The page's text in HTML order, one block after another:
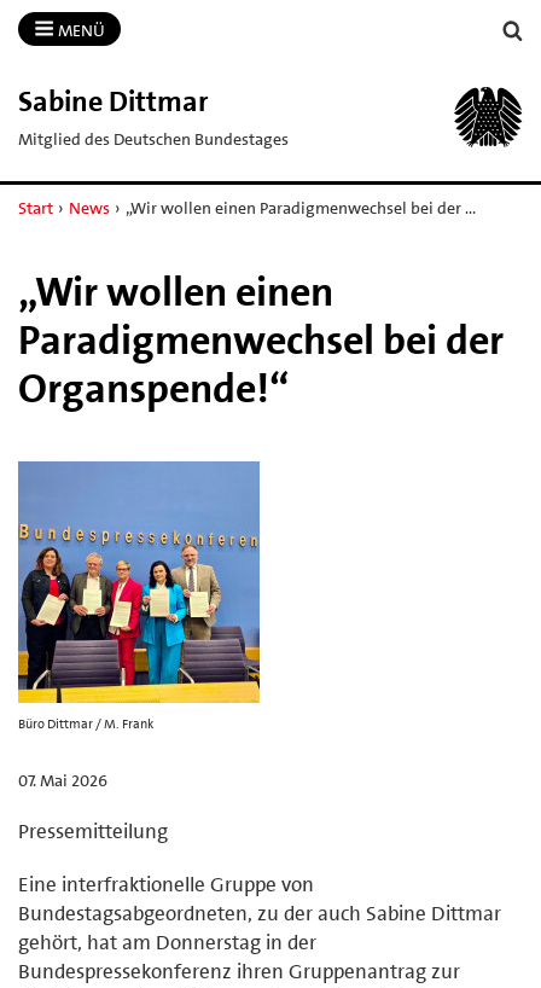
MENÜ
Sabine Dittmar
Mitglied des Deutschen Bundestages
Start › News › „Wir wollen einen Paradigmenwechsel bei der …
„Wir wollen einen
Paradigmenwechsel bei der
Organspende!“
Büro Dittmar / M. Frank
07. Mai 2026
Pressemitteilung
Eine interfraktionelle Gruppe von
Bundestagsabgeordneten, zu der auch Sabine Dittmar
gehört, hat am Donnerstag in der
Bundespressekonferenz ihren Gruppenantrag zur